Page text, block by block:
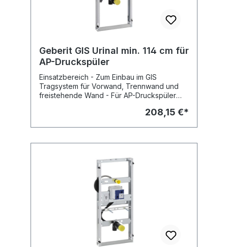
Geberit GIS Urinal min. 114 cm für
AP-Druckspüler
Einsatzbereich - Zum Einbau im GIS
Tragsystem für Vorwand, Trennwand und
freistehende Wand - Für AP-Druckspüler
Trockenbauelement - Tragrahmen mit 4
höhen- und seitenverstellbar -
Höhe einstellbar - Befestigung für
höhenverstellbar Lieferumfang -
Wasseranschluss R1/2" (MeplaFix fähig) -
Urinal-Anschlussgarnitur mit Absaugesiphon
JetEX - PE Abgangsbogen D50/63 mm -
Gummidichtung D57/50 mm - 2
Gewindestangen M8 für
Keramikbefestigung - Befestigungsmaterial
Fabrikat: Geberit Typ : GIS Art.Nr :
208,15 €*